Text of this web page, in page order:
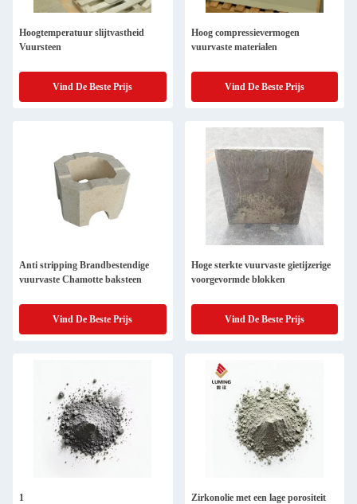
Hoogtemperatuur slijtvastheid
Vuursteen
Vind De Beste Prijs
Hoog compressievermogen
vuurvaste materialen
Vind De Beste Prijs
Anti stripping Brandbestendige
vuurvaste Chamotte baksteen
Vind De Beste Prijs
Hoge sterkte vuurvaste gietijzerige
voorgevormde blokken
Vind De Beste Prijs
1
Zirkonolie met een lage porositeit